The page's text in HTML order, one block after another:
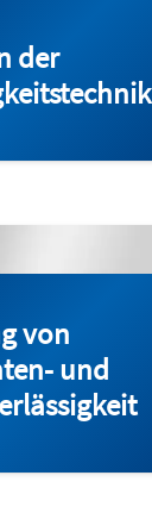
der
von
und